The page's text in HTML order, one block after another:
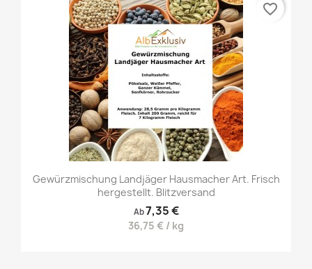
Gewürzmischung Landjäger Hausmacher Art. Frisch
hergestellt. Blitzversand
Ab7,35 €
36,75 € / kg
favorite_border